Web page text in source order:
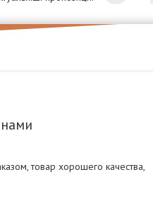
товар хорошего качества,